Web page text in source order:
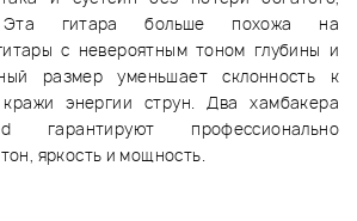
гитара больше похожа на
с невероятным тоном глубины и
размер уменьшает склонность к
энергии струн. Два хамбакера
гарантируют профессионально
яркость и мощность.